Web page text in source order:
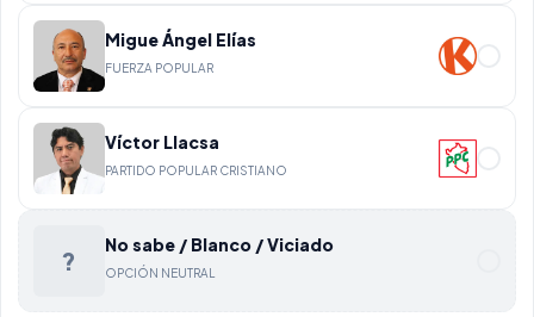
Migue Ángel Elías
FUERZA POPULAR
Víctor Llacsa
PARTIDO POPULAR CRISTIANO
?
No sabe / Blanco / Viciado
OPCIÓN NEUTRAL